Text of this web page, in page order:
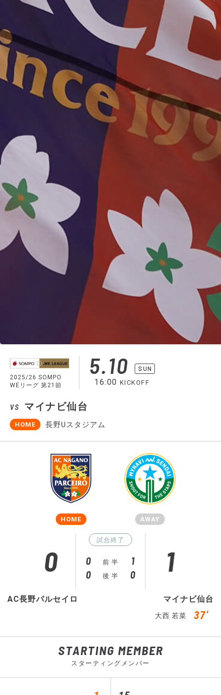
2025/26 SOMPO
WEリーグ 第21節
5.10 SUN
16:00 KICKOFF
VS マイナビ仙台
HOME 長野Uスタジアム
HOME
AC長野パルセイロ
0
試合終了
0 前 半
1
0
後 半 0 1
マイナビ仙台
大西 若菜 37’
AWAY
STARTING MEMBER
スターティングメンバー